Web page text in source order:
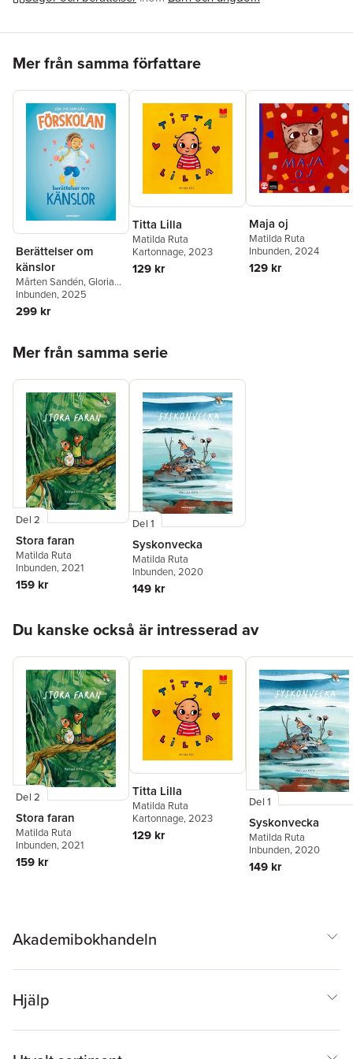
Nyheter
Mer från samma författare
Berättelser om
känslor
Mårten Sandén,Gloria
Kisekka-Ndawula
Annica Hedin
Ruta
Inbunden, 2025
299 kr
Titta Lilla
Matilda Ruta
Kartonnage, 2023
129 kr
Maja oj
Matilda Ruta
Inbunden, 2024
129 kr
Mer från samma serie
Del 2
Stora faran
Matilda Ruta
Inbunden, 2021
159 kr
Del 1
Syskonvecka
Matilda Ruta
Inbunden, 2020
149 kr
Du kanske också är intresserad av
Del 2
Stora faran
Matilda Ruta
Inbunden, 2021
159 kr
Titta Lilla
Matilda Ruta
Kartonnage, 2023
129 kr
Del 1
Syskonvecka
Matilda Ruta
Inbunden, 2020
149 kr
Akademibokhandeln
Hjälp